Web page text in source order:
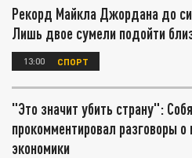
Рекорд Майкла Джордана до
Лишь двое сумели подойти
13:00 СПОРТ
"Это значит убить страну":
прокомментировал разговоры о
экономики